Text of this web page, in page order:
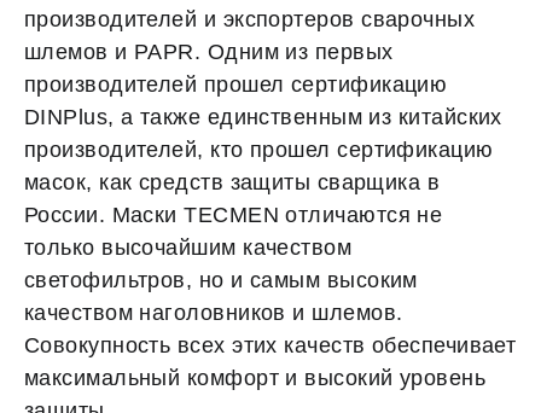
производителей и экспортеров сварочных
шлемов и PAPR. Одним из первых
производителей прошел сертификацию
DINPlus, а также единственным из китайских
производителей, кто прошел сертификацию
масок, как средств защиты сварщика в
России. Маски TECMEN отличаются не
только высочайшим качеством
светофильтров, но и самым высоким
качеством наголовников и шлемов.
Совокупность всех этих качеств обеспечивает
максимальный комфорт и высокий уровень